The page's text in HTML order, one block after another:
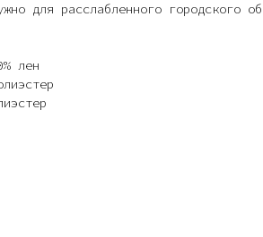
для расслабленного городского
лен